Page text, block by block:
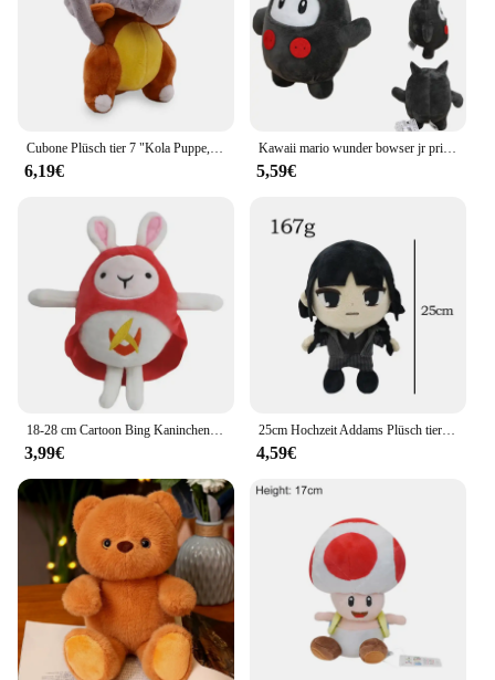
Cubone Plüsch tier 7 "Kola Puppe, All Star Collection Cartoon-Spiel für Geburtstags geschenk gefüllt
6,19€
Kawaii mario wunder bowser jr prinzessin pfirsich gänseblümchen plüschtiere niedlich diddy kong ninji kuscheltiere peluche puppen festival geschenke
5,59€
18-28 cm Cartoon Bing Kaninchen Plüsch Spielzeug Bing Freunde Flop Sula Elefant Panda Bär Stofftier Puppe Für kinder Weihnachten geschenk
3,99€
25cm Hochzeit Addams Plüsch tier das Ding Hand Addams Familie weich ausgestopfte Puppe Figur Kissen Überraschung geschenk für Jungen Mädchen
4,59€